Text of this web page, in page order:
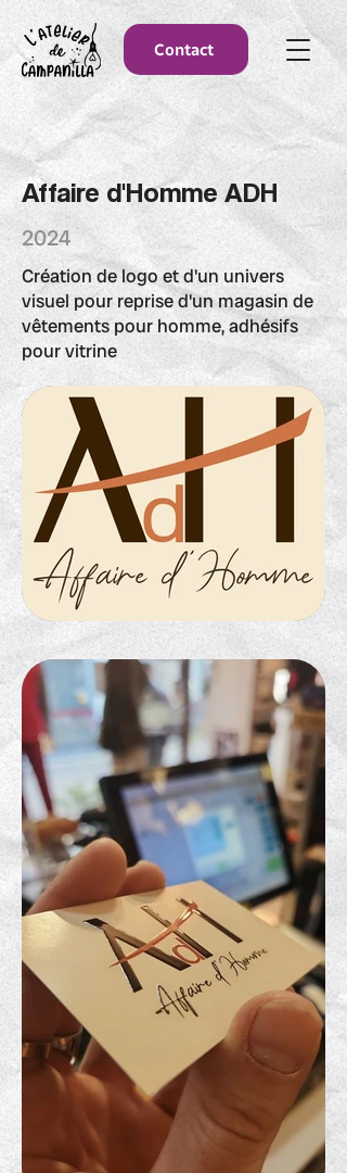
Contact
Affaire d'Homme ADH
2024
Création de logo et d'un univers
visuel pour reprise d'un magasin de
vêtements pour homme, adhésifs
pour vitrine